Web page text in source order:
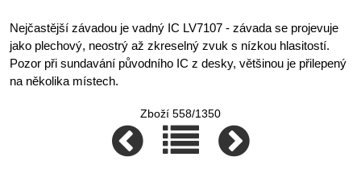
Nejčastější závadou je vadný IC LV7107 - závada se projevuje
jako plechový, neostrý až zkreselný zvuk s nízkou hlasitostí.
Pozor při sundavání původního IC z desky, většinou je přilepený
na několika místech.
Zboží 558/1350